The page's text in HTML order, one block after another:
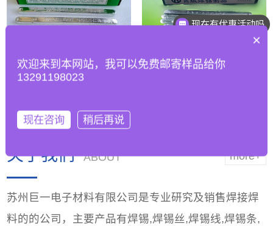
安次如何优化波峰焊
工艺参数以适应无铅
安次63锡条 | 超高性
more+
关于我们 ABOUT
苏州巨一电子材料有限公司是专业研究及销售焊接焊
料的的公司，主要产品有焊锡,焊锡丝,焊锡线,焊锡条,
现在有优惠活动吗
×
欢迎来到本网站，我可以免费邮寄样品给你
13291198023
现在咨询 稍后再说